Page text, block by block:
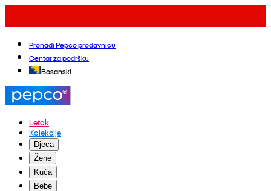
Pronađi Pepco prodavnicu
Centar za podršku
Bosanski
Letak
Kolekcije
Djeca
Žene
Kuća
Bebe